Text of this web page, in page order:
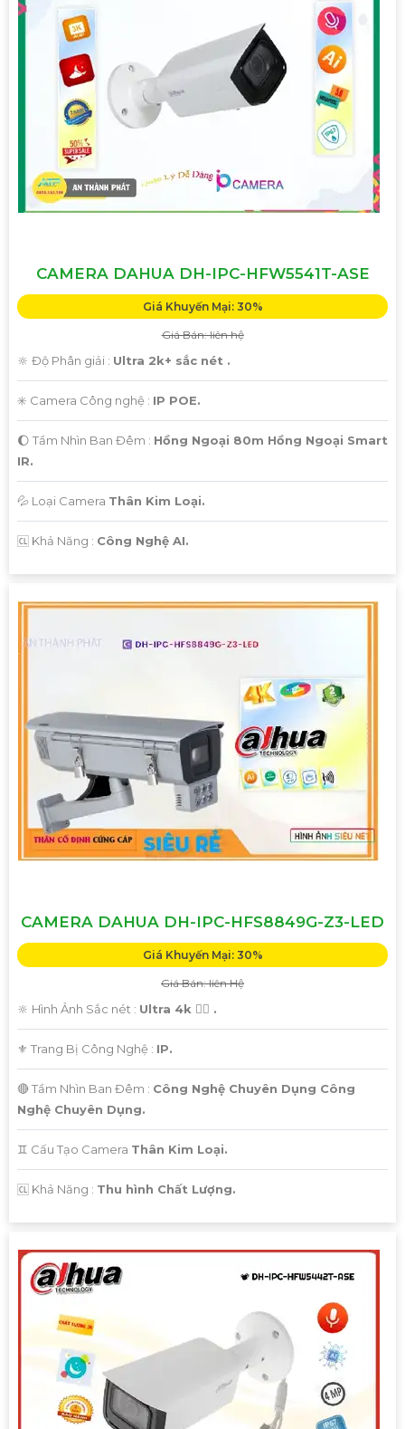
CAMERA DAHUA DH-IPC-HFW5541T-ASE
Giá Khuyến Mại: 30%
Giá Bán: liên hệ
🔆 Độ Phân giải : Ultra 2k+ sắc nét .
✳️ Camera Công nghệ : IP POE.
🌔 Tầm Nhìn Ban Đêm : Hồng Ngoại 80m Hồng Ngoại Smart
IR.
💦 Loại Camera Thân Kim Loại.
️🆑 Khả Năng : Công Nghệ AI.
CAMERA DAHUA DH-IPC-HFS8849G-Z3-LED
Giá Khuyến Mại: 30%
Giá Bán: liên Hệ
🔆 Hình Ảnh Sắc nét : Ultra 4k 👍🏾 .
⚜️ Trang Bị Công Nghệ : IP.
🔴 Tầm Nhìn Ban Đêm : Công Nghệ Chuyên Dụng Công
Nghệ Chuyên Dụng.
♊ Cấu Tạo Camera Thân Kim Loại.
️🆑 Khả Năng : Thu hình Chất Lượng.